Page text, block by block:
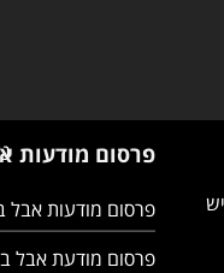
כ-40,000 איש
פרסום מודעות
פרסום מודעות אבל
פרסום מודעת אבל